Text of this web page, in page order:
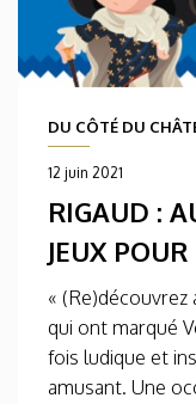
DU CÔTÉ DU
12 juin 2021
RIGAUD :
JEUX
«
qui ont marqué
fois ludique et
amusant. Une